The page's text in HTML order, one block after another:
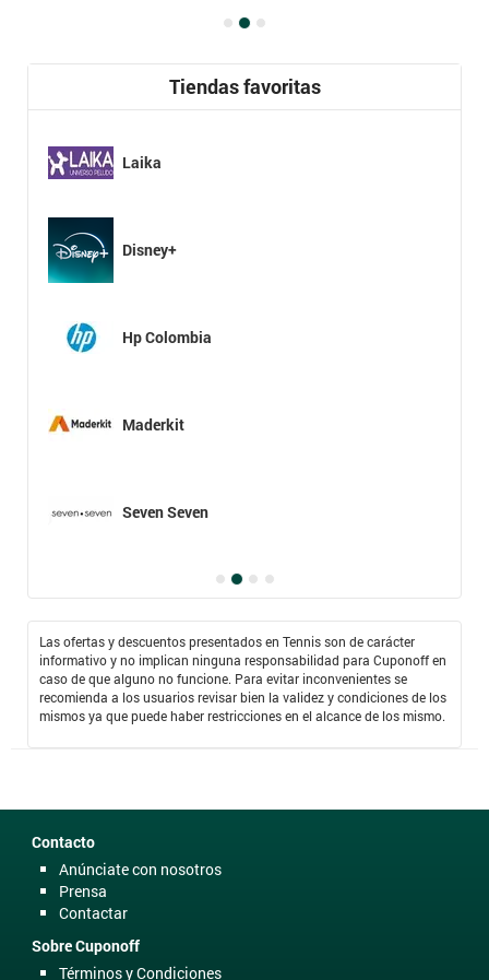
Tiendas favoritas
Laika
Disney+
Hp Colombia
Maderkit
Seven Seven
Las ofertas y descuentos presentados en Tennis son de carácter
informativo y no implican ninguna responsabilidad para Cuponoff en
caso de que alguno no funcione. Para evitar inconvenientes se
recomienda a los usuarios revisar bien la validez y condiciones de los
mismos ya que puede haber restricciones en el alcance de los mismo.
Contacto
Anúnciate con nosotros
Prensa
Contactar
Sobre Cuponoff
Términos y Condiciones